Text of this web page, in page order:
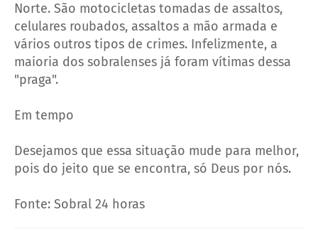
Norte. São motocicletas tomadas de assaltos,
celulares roubados, assaltos a mão armada e
vários outros tipos de crimes. Infelizmente, a
maioria dos sobralenses já foram vítimas dessa
"praga".
Em tempo
Desejamos que essa situação mude para melhor,
pois do jeito que se encontra, só Deus por nós.
Fonte: Sobral 24 horas